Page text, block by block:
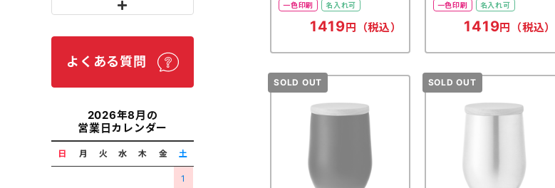
一色印刷 名入れ可
1419 円（税込）
一色印刷 名入れ可
1419円（税込）
よくある質問
2026年8月の
営業日カレンダー
日 月 火 水 木 金 土
1